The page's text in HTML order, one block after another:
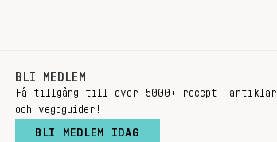
BLI MEDLEM
Få tillgång till över 5000+ recept, artiklar
och vegoguider!
BLI MEDLEM IDAG